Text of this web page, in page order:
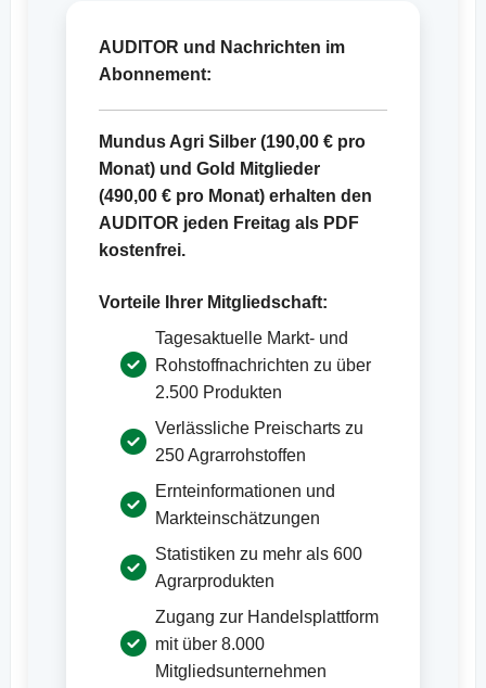
AUDITOR und Nachrichten im
Abonnement:
Mundus Agri Silber (190,00 € pro
Monat) und Gold Mitglieder
(490,00 € pro Monat) erhalten den
AUDITOR jeden Freitag als PDF
kostenfrei.
Vorteile Ihrer Mitgliedschaft:
Tagesaktuelle Markt- und
Rohstoffnachrichten zu über
2.500 Produkten
Verlässliche Preischarts zu
250 Agrarrohstoffen
Ernteinformationen und
Markteinschätzungen
Statistiken zu mehr als 600
Agrarprodukten
Zugang zur Handelsplattform
mit über 8.000
Mitgliedsunternehmen